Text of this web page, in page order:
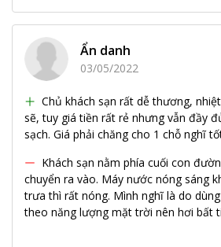
Ẩn danh
03/05/2022
Chủ khách sạn rất dễ thương,
sẽ, tuy giá tiền rất rẻ nhưng vẫn đầy
sạch. Giá phải chăng cho 1 chỗ nghĩ
Khách sạn nằm phía cuối con
chuyển ra vào. Máy nước nóng sáng
trưa thì rất nóng. Mình nghĩ là do
theo năng lượng mặt trời nên hơi bất